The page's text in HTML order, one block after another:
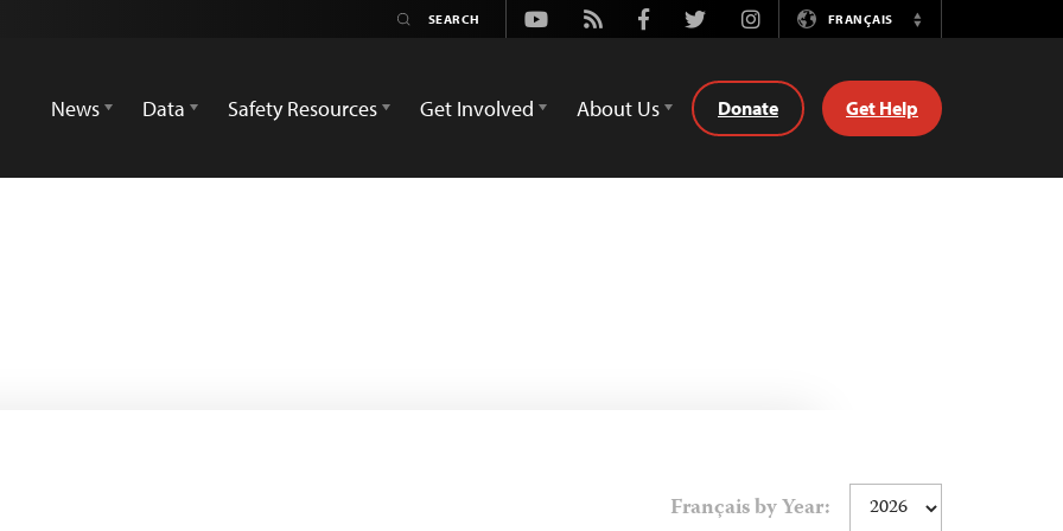
Youtube
Rss FacebookTwitterInstagramFRANÇAIS
Switch
News
Data Safety Resources Get Involved About Us Donate Get Help
Français by Year: